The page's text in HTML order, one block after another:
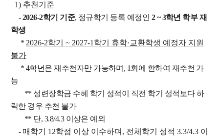
1) 추천기준
-2026-2학기 기준, 정규학기 등록 예정인 2 ~ 3학년 학부 재
학생
* 2026-2학기 ~ 2027-1 학기 휴학·교환학생 예정자 지원
불가
* 4학년은 재추천자만 가능하며 , 1회에 한하여 재추천 가
능
** 성련장학금 수혜 학기 성적이 직전 학기 성적보다 하
락한 경우 추천 불가
** 단, 3.8/4.3 이상은 예외
- 매학기 12학점 이상 이수하며 , 전체학기 성적 3.3/4.3 이
언어학과
협동과정
협동과정 서양고전학전공
협동과정 비교문학전공
협동과정 공연예술학전공
연계전공·연합전공
전체 교수소개